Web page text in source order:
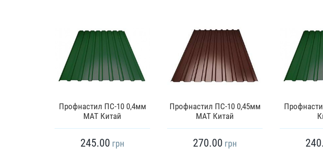
Профнастил ПС-10 0,4мм
МАТ Китай
245.00 грн
Профнастил ПС-10 0,45мм
МАТ Китай
270.00 грн